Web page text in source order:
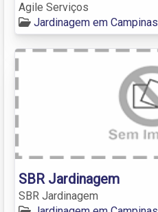
Agile Serviços
Jardinagem em Campinas
SBR Jardinagem
SBR Jardinagem